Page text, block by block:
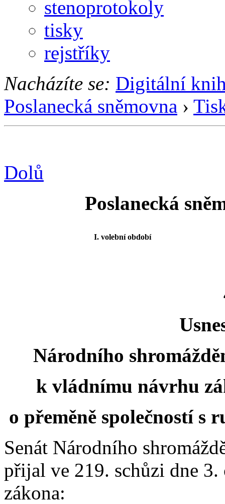
stenoprotokoly
tisky
rejstříky
Nacházíte se: Digitální
Poslanecká sněmovna ›
Dolů
Poslanecká
I. volební období
Národního
k vládnímu návrhu
o přeměně společností s
Senát Národního
přijal ve 219. schůzi dne
zákona: